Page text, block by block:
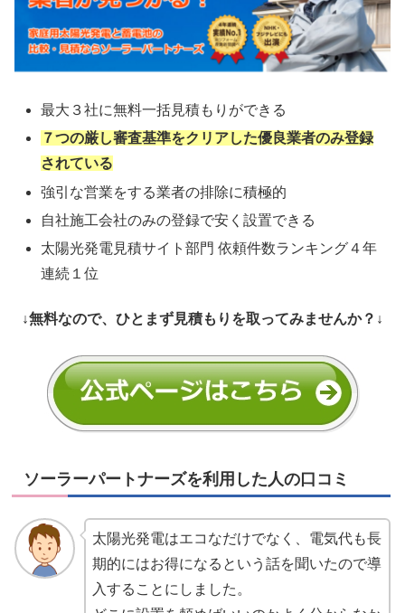
最大３社に無料一括見積もりができる
７つの厳し審査基準をクリアした優良業者のみ登録
されている
強引な営業をする業者の排除に積極的
自社施工会社のみの登録で安く設置できる
太陽光発電見積サイト部門 依頼件数ランキング４年
連続１位
↓無料なので、ひとまず見積もりを取ってみませんか？↓
ソーラーパートナーズを利用した人の口コミ
太陽光発電はエコなだけでなく、電気代も長
期的にはお得になるという話を聞いたので導
入することにしました。